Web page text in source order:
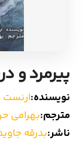
پیرمرد و
نویسنده:
مترجم:بهرامی
ناشر:بدرقه